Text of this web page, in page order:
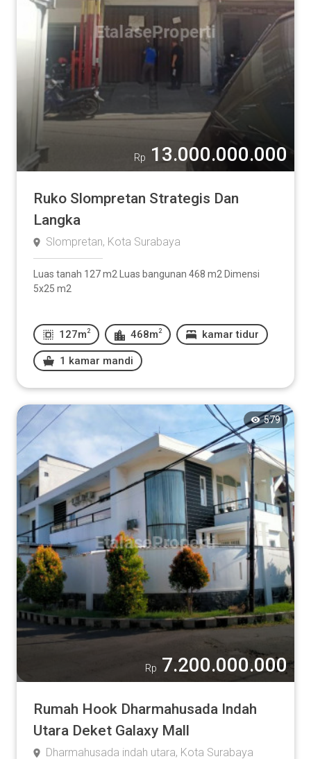
Rp 13.000.000.000
Ruko Slompretan Strategis Dan
Langka
Slompretan, Kota Surabaya
Luas tanah 127 m2 Luas bangunan 468 m2 Dimensi
5x25 m2
127m 2 468m 2 kamar tidur
1 kamar mandi
579
Rp 7.200.000.000
Rumah Hook Dharmahusada Indah
Utara Deket Galaxy Mall
Dharmahusada indah utara, Kota Surabaya